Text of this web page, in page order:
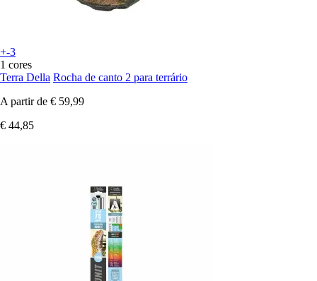
+-3
1 cores
Terra Della Rocha de canto 2 para terrário
A partir de € 59,99
€ 44,85